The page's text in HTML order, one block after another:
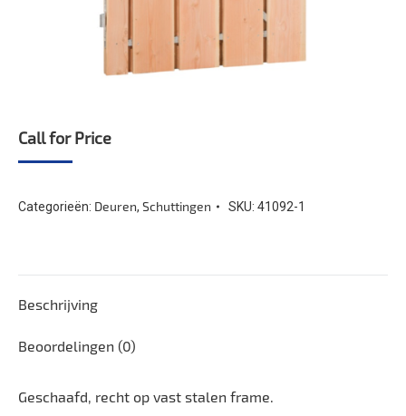
Call for Price
Categorieën: Deuren, Schuttingen SKU: 41092-1
Beschrijving
Beoordelingen (0)
Geschaafd, recht op vast stalen frame.